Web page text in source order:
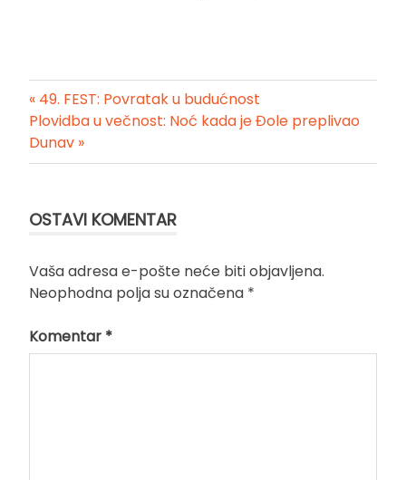
Kretanje
članka
« 49. FEST: Povratak u budućnost
Plovidba u večnost: Noć kada je Đole preplivao
Dunav »
OSTAVI KOMENTAR
Vaša adresa e-pošte neće biti objavljena.
Neophodna polja su označena *
Komentar *